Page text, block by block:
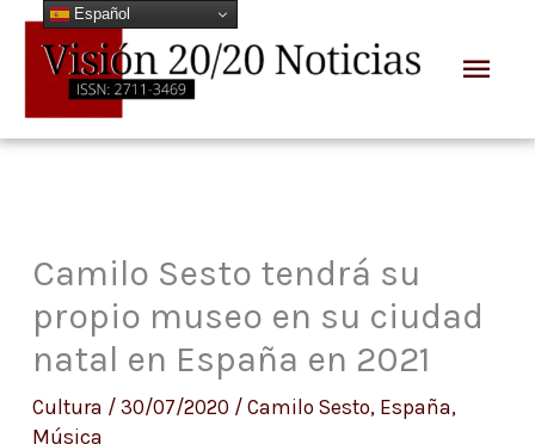
contenido
Camilo Sesto tendrá su
propio museo en su ciudad
natal en España en 2021
Cultura / 30/07/2020 / Camilo Sesto, España,
Música
Español